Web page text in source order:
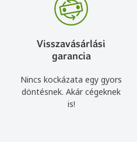
Visszavásárlási
garancia
Nincs kockázata egy gyors
döntésnek. Akár cégeknek
is!